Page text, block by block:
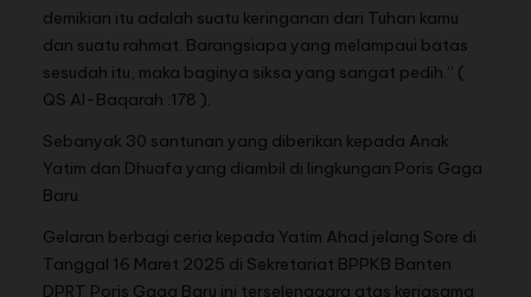
demikian itu adalah suatu keringanan dari Tuhan kamu
dan suatu rahmat. Barangsiapa yang melampaui batas
sesudah itu, maka baginya siksa yang sangat pedih.” (
QS Al-Baqarah :178 ).
Sebanyak 30 santunan yang diberikan kepada Anak
Yatim dan Dhuafa yang diambil di lingkungan Poris Gaga
Baru.
Gelaran berbagi ceria kepada Yatim Ahad jelang Sore di
Tanggal 16 Maret 2025 di Sekretariat BPPKB Banten
DPRT Poris Gaga Baru ini terselenggara atas kerjasama